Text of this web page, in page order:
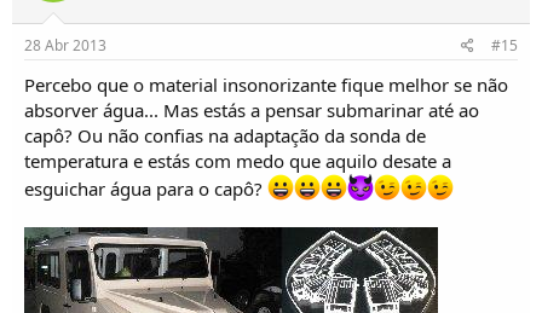
28 Abr 2013 #15
Percebo que o material insonorizante fique melhor se não
absorver água... Mas estás a pensar submarinar até ao
capô? Ou não confias na adaptação da sonda de
temperatura e estás com medo que aquilo desate a
esguichar água para o capô?